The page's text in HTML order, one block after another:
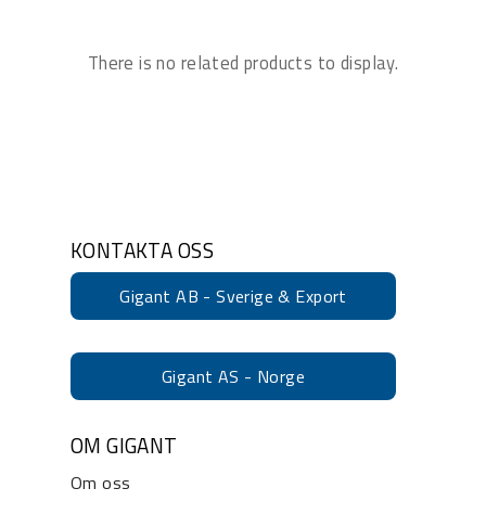
There is no related products to display.
KONTAKTA OSS
Gigant AB - Sverige & Export
Gigant AS - Norge
OM GIGANT
Om oss